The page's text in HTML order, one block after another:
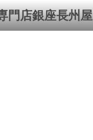
門店銀座⻑州屋